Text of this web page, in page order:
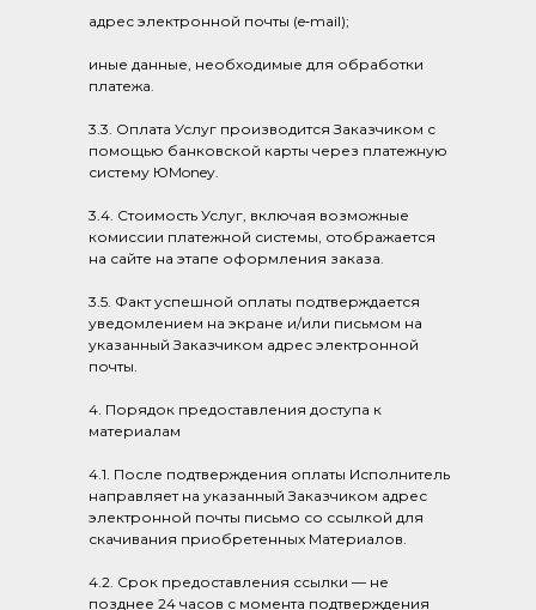
адрес электронной почты (e‑mail);
иные данные, необходимые для обработки
платежа.
3.3. Оплата Услуг производится Заказчиком с
помощью банковской карты через платежную
систему ЮMoney.
3.4. Стоимость Услуг, включая возможные
комиссии платежной системы, отображается
на сайте на этапе оформления заказа.
3.5. Факт успешной оплаты подтверждается
уведомлением на экране и/или письмом на
указанный Заказчиком адрес электронной
почты.
4. Порядок предоставления доступа к
материалам
4.1. После подтверждения оплаты Исполнитель
направляет на указанный Заказчиком адрес
электронной почты письмо со ссылкой для
скачивания приобретенных Материалов.
4.2. Срок предоставления ссылки — не
позднее 24 часов с момента подтверждения